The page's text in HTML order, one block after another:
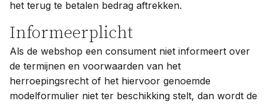
het terug te betalen bedrag aftrekken.
Informeerplicht
Als de webshop een consument niet informeert over
de termijnen en voorwaarden van het
herroepingsrecht of het hiervoor genoemde
modelformulier niet ter beschikking stelt, dan wordt de